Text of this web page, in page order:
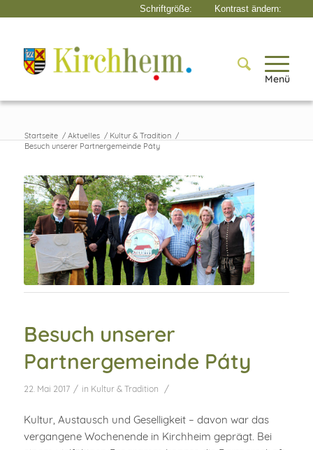
Menü
Startseite / Aktuelles / Kultur & Tradition /
Besuch unserer Partnergemeinde Páty
Besuch unserer
Partnergemeinde Páty
22. Mai 2017 / in Kultur & Tradition /
Kultur, Austausch und Geselligkeit – davon war das
vergangene Wochenende in Kirchheim geprägt. Bei